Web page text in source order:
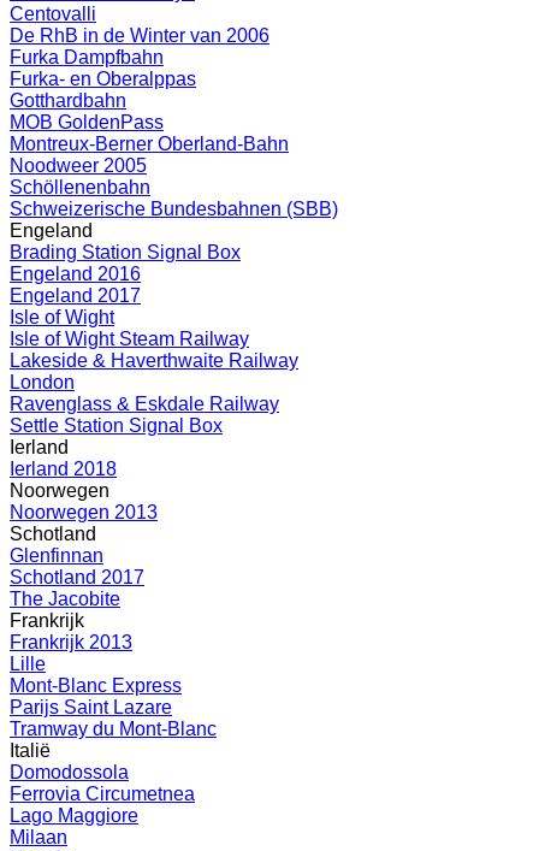
Centovalli
De RhB in de Winter van 2006
Furka Dampfbahn
Furka- en Oberalppas
Gotthardbahn
MOB GoldenPass
Montreux-Berner Oberland-Bahn
Noodweer 2005
Schöllenenbahn
Schweizerische Bundesbahnen (SBB)
Engeland
Brading Station Signal Box
Engeland 2016
Engeland 2017
Isle of Wight
Isle of Wight Steam Railway
Lakeside & Haverthwaite Railway
London
Ravenglass & Eskdale Railway
Settle Station Signal Box
Ierland
Ierland 2018
Noorwegen
Noorwegen 2013
Schotland
Glenfinnan
Schotland 2017
The Jacobite
Frankrijk
Frankrijk 2013
Lille
Mont-Blanc Express
Parijs Saint Lazare
Tramway du Mont-Blanc
Italië
Domodossola
Ferrovia Circumetnea
Lago Maggiore
Milaan